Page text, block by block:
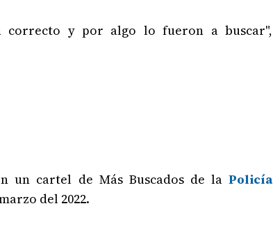
correcto y por algo lo fueron a buscar",
un cartel de Más Buscados de la Policía
del 2022.